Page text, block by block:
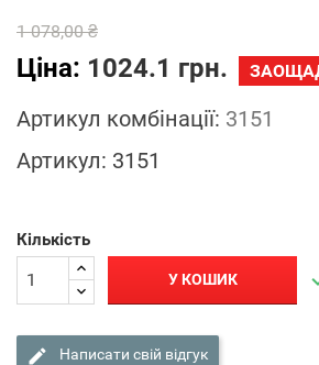
1 078,00 ₴
Ціна: 1024.1 грн.
Артикул комбінації: 3151
Артикул: 3151
Кількість
У КОШИК
Написати свій відгук